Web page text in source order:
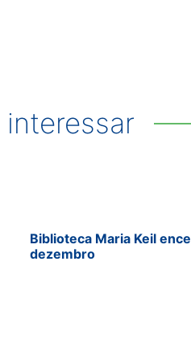
Biblioteca Maria Keil
dezembro